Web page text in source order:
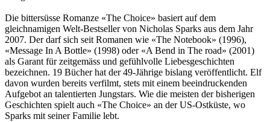
Die bittersüsse Romanze «The Choice» basiert auf dem
gleichnamigen Welt-Bestseller von Nicholas Sparks aus dem Jahr
2007. Der darf sich seit Romanen wie «The Notebook» (1996),
«Message In A Bottle» (1998) oder «A Bend in The road» (2001)
als Garant für zeitgemäss und gefühlvolle Liebesgeschichten
bezeichnen. 19 Bücher hat der 49-Jährige bislang veröffentlicht. Elf
davon wurden bereits verfilmt, stets mit einem beeindruckenden
Aufgebot an talentierten Jungstars. Wie die meisten der bisherigen
Geschichten spielt auch «The Choice» an der US-Ostküste, wo
Sparks mit seiner Familie lebt.